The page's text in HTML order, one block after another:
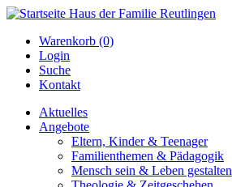
Warenkorb (0)
Login
Suche
Kontakt
Aktuelles
Angebote
Eltern, Kinder & Teenager
Familienthemen & Pädagogik
Mensch sein & Leben gestalten